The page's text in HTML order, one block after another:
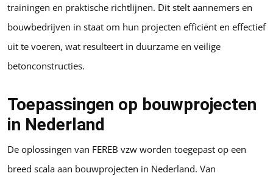
trainingen en praktische richtlijnen. Dit stelt aannemers en
bouwbedrijven in staat om hun projecten efficiënt en effectief
uit te voeren, wat resulteert in duurzame en veilige
betonconstructies.
Toepassingen op bouwprojecten
in Nederland
De oplossingen van FEREB vzw worden toegepast op een
breed scala aan bouwprojecten in Nederland. Van